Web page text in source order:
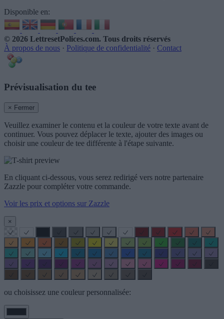
Disponible en:
© 2026 LettresetPolices.com. Tous droits réservés
À propos de nous · Politique de confidentialité · Contact
Prévisualisation du tee
× Fermer
Veuillez examiner le contenu et la couleur de votre texte avant de
continuer. Vous pouvez déplacer le texte, ajouter des images ou
choisir une couleur de tee différente à l'étape suivante.
En cliquant ci-dessous, vous serez redirigé vers notre partenaire
Zazzle pour compléter votre commande.
Voir les prix et options sur Zazzle
×
ou choisissez une couleur personnalisée: